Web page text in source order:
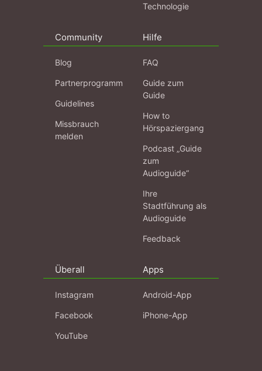
Technologie
Community
Blog
Partnerprogramm
Guidelines
Missbrauch
melden
Hilfe
FAQ
Guide zum
Guide
How to
Hörspaziergang
Podcast „Guide
zum
Audioguide“
Ihre
Stadtführung als
Audioguide
Feedback
Überall
Instagram
Facebook
YouTube
Apps
Android-App
iPhone-App